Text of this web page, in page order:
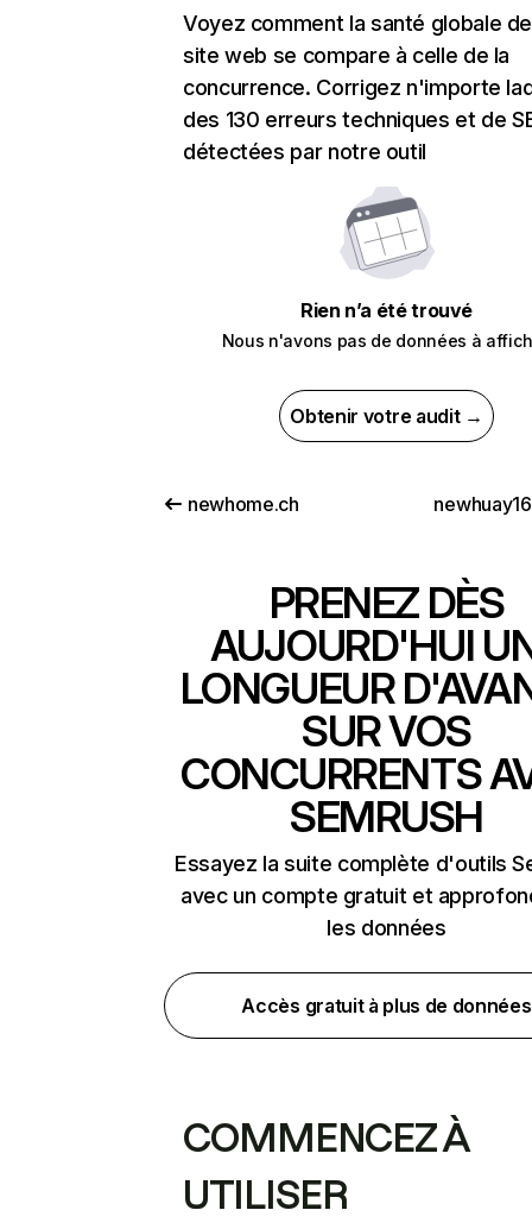
Voyez comment la santé globale
site web se compare à celle de la
concurrence. Corrigez n'importe
des 130 erreurs techniques et de
détectées par notre outil
Rien n’a été trouvé
Nous n'avons pas de données à
Obtenir votre audit →
newhome.ch
PRENEZ DÈS
AUJOURD'HUI
LONGUEUR
SUR VOS
CONCURRENTS
SEMRUSH
Essayez la suite complète d'outils
avec un compte gratuit et
les données
Accès gratuit à plus de données
COMMENCEZ À
UTILISER